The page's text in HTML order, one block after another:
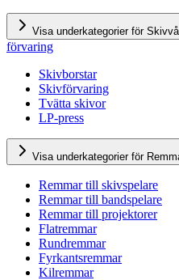
Visa underkategorier för
förvaring
Skivborstar
Skivförvaring
Tvätta skivor
LP-press
Visa underkategorier för
Remmar till skivspelare
Remmar till bandspelare
Remmar till projektorer
Flatremmar
Rundremmar
Fyrkantsremmar
Kilremmar